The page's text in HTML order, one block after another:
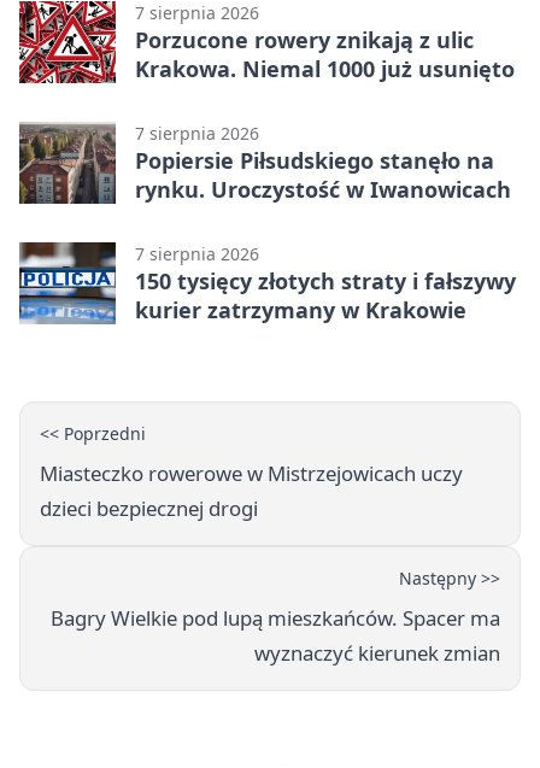
7 sierpnia 2026
Porzucone rowery znikają z ulic
Krakowa. Niemal 1000 już usunięto
7 sierpnia 2026
Popiersie Piłsudskiego stanęło na
rynku. Uroczystość w Iwanowicach
7 sierpnia 2026
150 tysięcy złotych straty i fałszywy
kurier zatrzymany w Krakowie
<< Poprzedni
Miasteczko rowerowe w Mistrzejowicach uczy
dzieci bezpiecznej drogi
Następny >>
Bagry Wielkie pod lupą mieszkańców. Spacer ma
wyznaczyć kierunek zmian